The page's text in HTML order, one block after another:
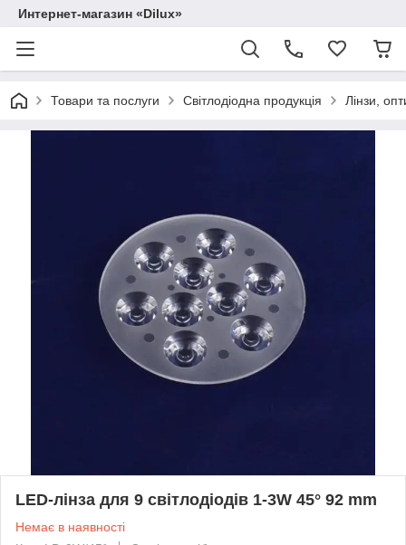
Интернет-магазин «Dilux»
Товари та послуги Світлодіодна продукція Лінзи,
LED-лінза для 9 світлодіодів 1-3W 45° 92 mm
Немає в наявності